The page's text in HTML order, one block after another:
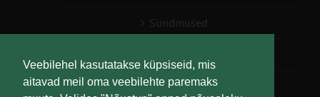
Veebilehel kasutatakse küpsiseid, mis
aitavad meil oma veebilehte paremaks
Sündmused
Teabesalv